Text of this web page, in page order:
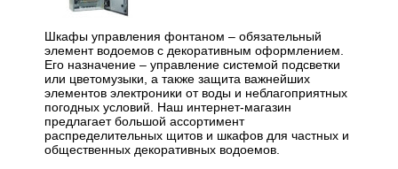
Шкафы управления фонтаном – обязательный
элемент водоемов с декоративным оформлением.
Его назначение – управление системой подсветки
или цветомузыки, а также защита важнейших
элементов электроники от воды и неблагоприятных
погодных условий. Наш интернет-магазин
предлагает большой ассортимент
распределительных щитов и шкафов для частных и
общественных декоративных водоемов.